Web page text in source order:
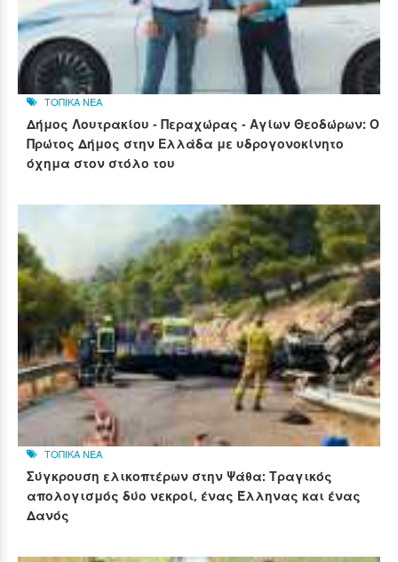
ΤΟΠΙΚΑ ΝΕΑ
Δήμος Λουτρακίου - Περαχώρας - Αγίων Θεοδώρων: Ο
Πρώτος Δήμος στην Ελλάδα με υδρογονοκίνητο
όχημα στον στόλο του
ΤΟΠΙΚΑ ΝΕΑ
Σύγκρουση ελικοπτέρων στην Ψάθα: Τραγικός
απολογισμός δύο νεκροί, ένας Έλληνας και ένας
Δανός